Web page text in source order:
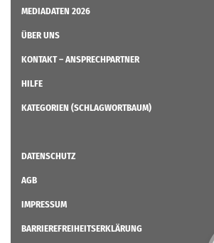
MEDIADATEN 2026
ÜBER UNS
KONTAKT – ANSPRECHPARTNER
HILFE
KATEGORIEN (SCHLAGWORTBAUM)
DATENSCHUTZ
AGB
IMPRESSUM
BARRIEREFREIHEITSERKLÄRUNG